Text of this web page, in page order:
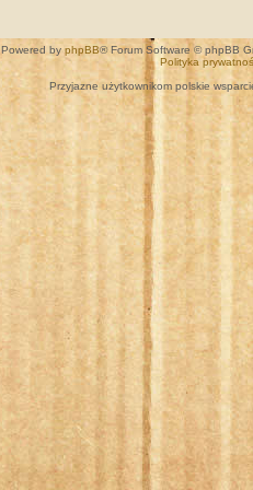
Powered by phpBB® Forum Software © phpBB
Polityka
Przyjazne użytkownikom polskie